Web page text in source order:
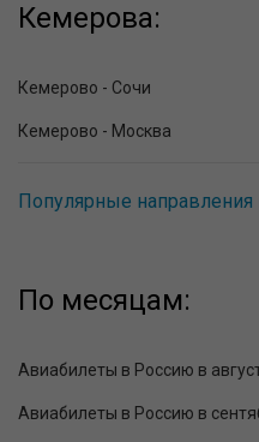
Кемерова:
Кемерово - Сочи
Кемерово - Москва
Популярные
По месяцам:
Авиабилеты в Россию в
Авиабилеты в Россию в